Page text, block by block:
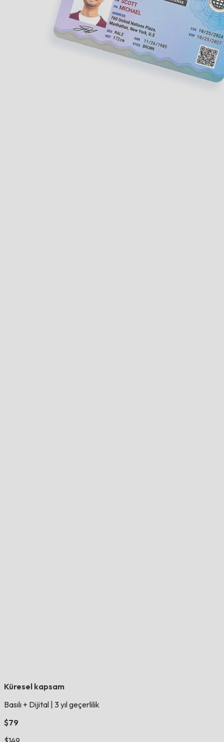
Küresel kapsam
Basılı + Dijital 3 yıl geçerlilik
$79